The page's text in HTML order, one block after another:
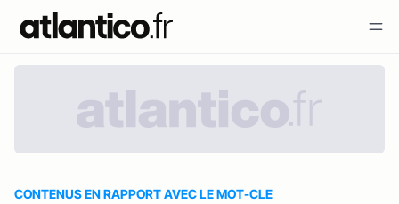
CONTENUS EN RAPPORT AVEC LE MOT-CLE